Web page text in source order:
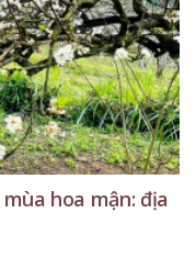
hoa mận: địa